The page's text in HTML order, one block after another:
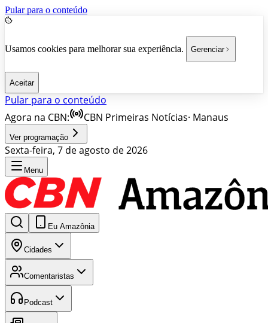
Pular para o conteúdo
Usamos cookies para melhorar sua experiência. Gerenciar
Aceitar
Pular para o conteúdo
Agora na CBN:
CBN Primeiras Notícias· Manaus
Ver programação
Sexta-feira, 7 de agosto de 2026
Menu
Eu Amazônia
Cidades
Comentaristas
Podcast